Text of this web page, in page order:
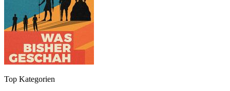
Top Kategorien